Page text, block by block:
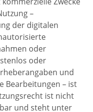
–
der digitalen
oder
oder
und
Bearbeitungen – ist
ist nicht
und steht unter